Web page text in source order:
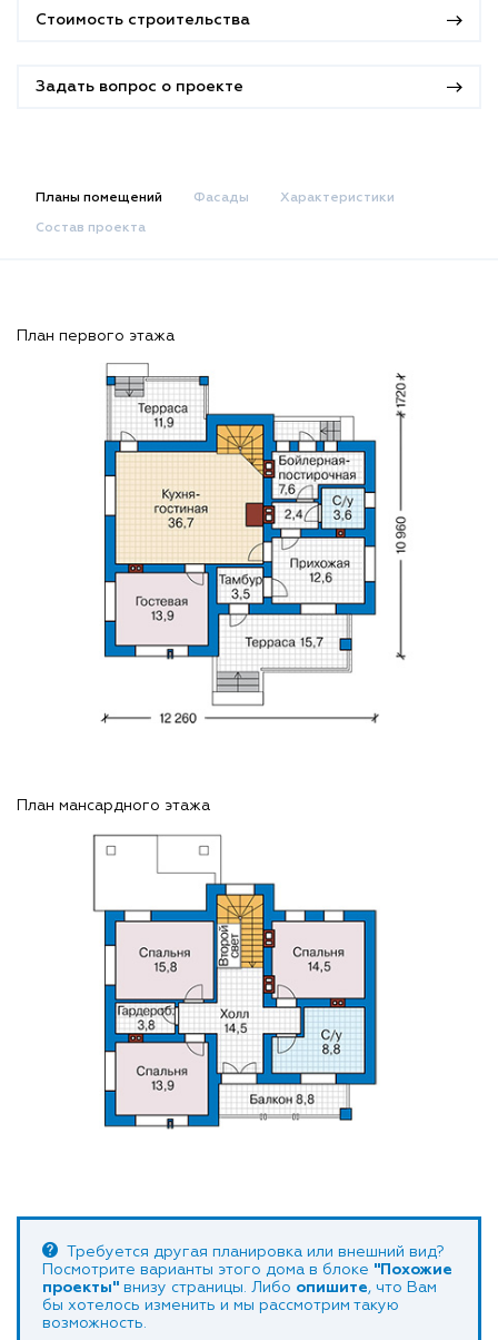
Стоимость строительства
Задать вопрос о проекте
Планы помещений Фасады Характеристики
Состав проекта
План первого этажа
План мансардного этажа
Требуется другая планировка или внешний вид?
Посмотрите варианты этого дома в блоке "Похожие
проекты" внизу страницы. Либо опишите, что Вам
бы хотелось изменить и мы рассмотрим такую
возможность.